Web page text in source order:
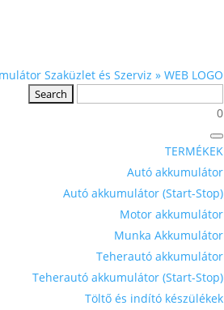
0
TERMÉKEK
Autó akkumulátor
Autó akkumulátor (Start-Stop)
Motor akkumulátor
Munka Akkumulátor
Teherautó akkumulátor
Teherautó akkumulátor (Start-Stop)
Töltő és indító készülékek